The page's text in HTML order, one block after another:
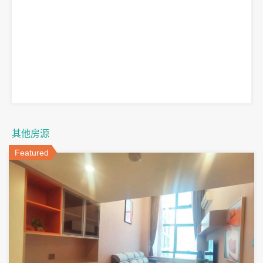
其他房源
Featured